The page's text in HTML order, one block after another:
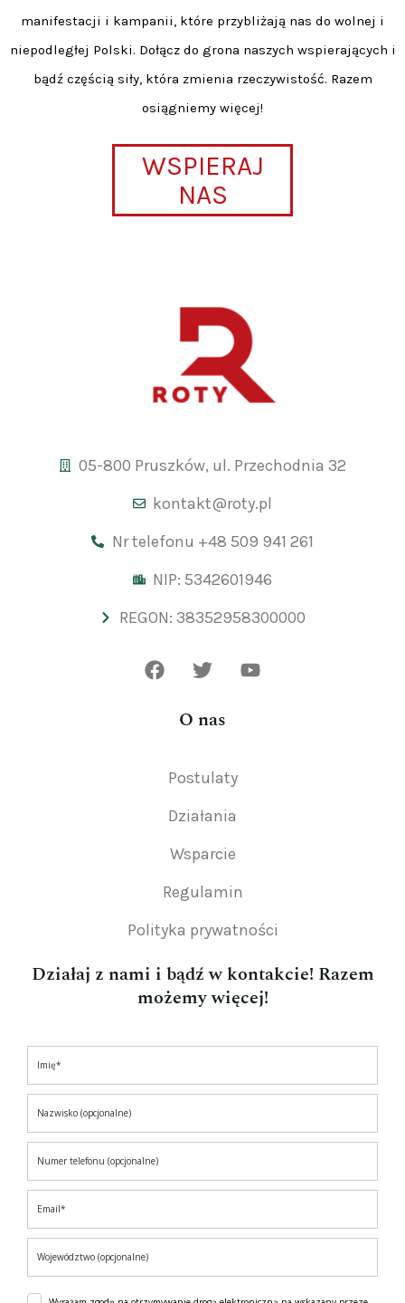
manifestacji i kampanii, które przybliżają nas do wolnej i
niepodległej Polski. Dołącz do grona naszych wspierających i
bądź częścią siły, która zmienia rzeczywistość. Razem
osiągniemy więcej!
WSPIERAJ
NAS
05-800 Pruszków, ul. Przechodnia 32
kontakt@roty.pl
Nr telefonu +48 509 941 261
NIP: 5342601946
REGON: 38352958300000
O nas
Postulaty
Działania
Wsparcie
Regulamin
Polityka prywatności
Działaj z nami i bądź w kontakcie! Razem
możemy więcej!